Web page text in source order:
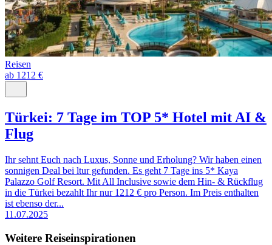
Reisen
ab 1212 €
Türkei: 7 Tage im TOP 5* Hotel mit AI &
Flug
Ihr sehnt Euch nach Luxus, Sonne und Erholung? Wir haben einen
sonnigen Deal bei ltur gefunden. Es geht 7 Tage ins 5* Kaya
Palazzo Golf Resort. Mit All Inclusive sowie dem Hin- & Rückflug
in die Türkei bezahlt Ihr nur 1212 € pro Person. Im Preis enthalten
ist ebenso der...
11.07.2025
Weitere Reiseinspirationen